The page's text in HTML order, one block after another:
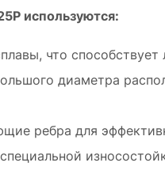
используются:
что
диаметра
ребра для